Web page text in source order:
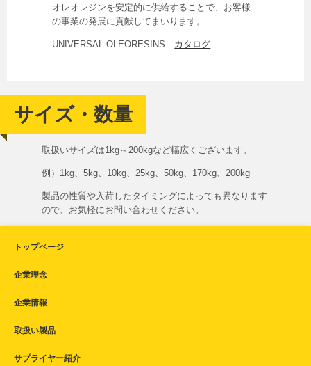
オレオレジンを安定的に供給することで、お客様
の事業の発展に貢献してまいります。
UNIVERSAL OLEORESINS カタログ
サイズ・数量
取扱いサイズは1kg～200kgなど幅広くございます。
例）1kg、5kg、10kg、25kg、50kg、170kg、200kg
製品の性質や入荷したタイミングによっても異なります
ので、お気軽にお問い合わせください。
トップページ
企業理念
企業情報
取扱い製品
サプライヤー紹介